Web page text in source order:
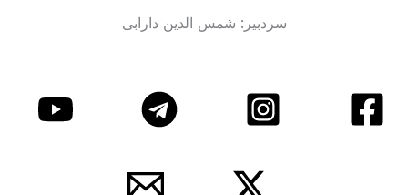
سردبیر: شمس الدین دارابی